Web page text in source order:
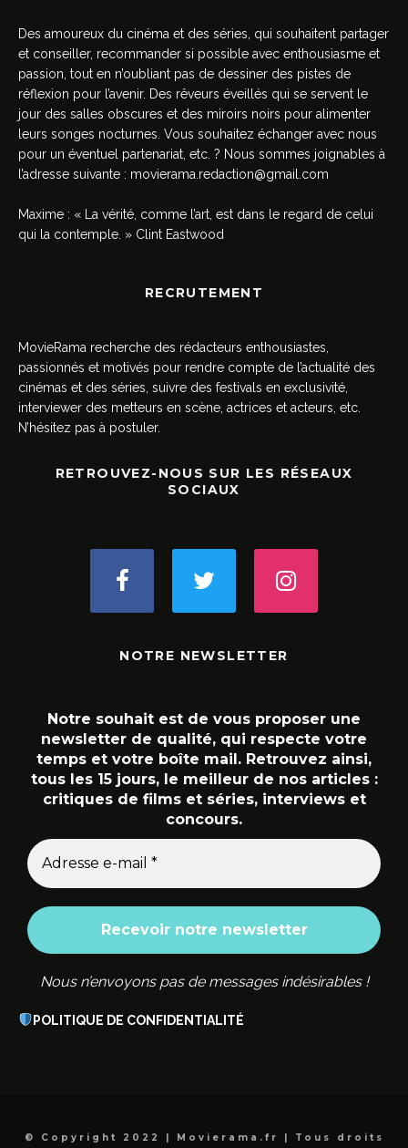
Des amoureux du cinéma et des séries, qui souhaitent partager
et conseiller, recommander si possible avec enthousiasme et
passion, tout en n’oubliant pas de dessiner des pistes de
réflexion pour l’avenir. Des rêveurs éveillés qui se servent le
jour des salles obscures et des miroirs noirs pour alimenter
leurs songes nocturnes. Vous souhaitez échanger avec nous
pour un éventuel partenariat, etc. ? Nous sommes joignables à
l’adresse suivante : movierama.redaction@gmail.com
Maxime : « La vérité, comme l’art, est dans le regard de celui
qui la contemple. » Clint Eastwood
RECRUTEMENT
MovieRama recherche des rédacteurs enthousiastes,
passionnés et motivés pour rendre compte de l’actualité des
cinémas et des séries, suivre des festivals en exclusivité,
interviewer des metteurs en scène, actrices et acteurs, etc.
N’hésitez pas à postuler.
RETROUVEZ-NOUS SUR LES RÉSEAUX
SOCIAUX
NOTRE NEWSLETTER
Notre souhait est de vous proposer une
newsletter de qualité, qui respecte votre
temps et votre boîte mail. Retrouvez ainsi,
tous les 15 jours, le meilleur de nos articles :
critiques de films et séries, interviews et
concours.
Nous n’envoyons pas de messages indésirables !
POLITIQUE DE CONFIDENTIALITÉ
© Copyright 2022 | Movierama.fr | Tous droits